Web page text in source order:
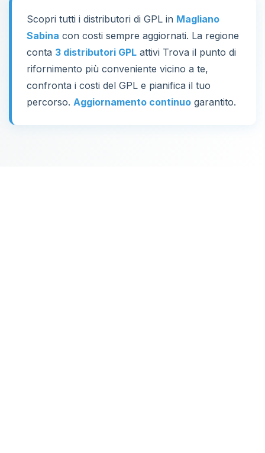
Scopri tutti i distributori di GPL in Magliano
Sabina con costi sempre aggiornati. La regione
conta 3 distributori GPL attivi Trova il punto di
rifornimento più conveniente vicino a te,
confronta i costi del GPL e pianifica il tuo
percorso. Aggiornamento continuo garantito.